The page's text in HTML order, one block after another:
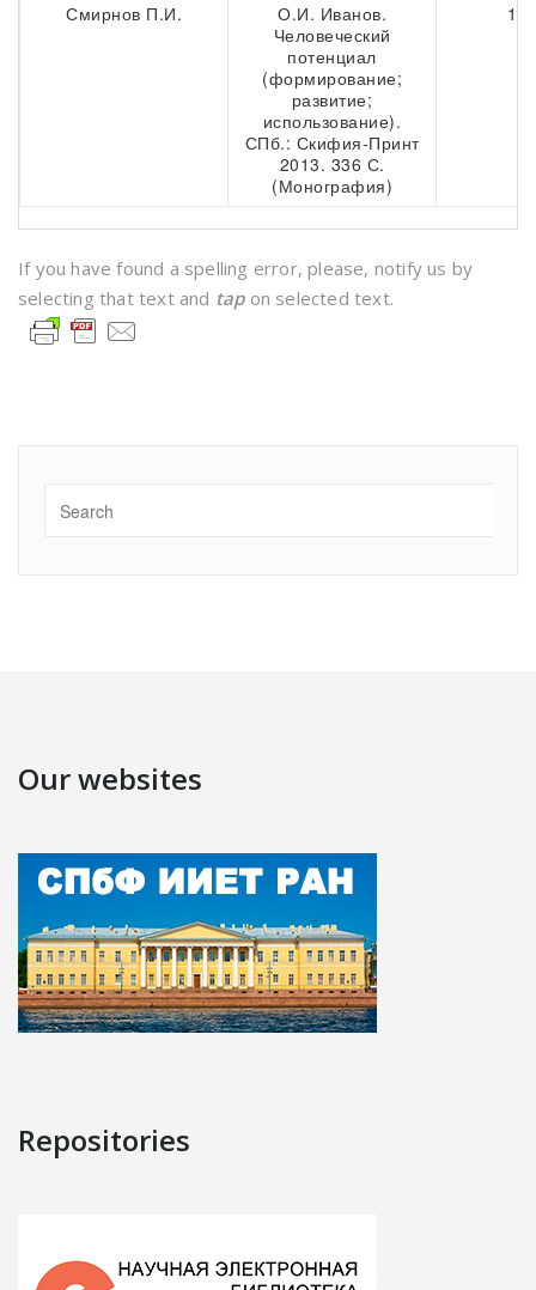
Смирнов П.И.
О.И. Иванов.
Человеческий
потенциал
(формирование;
развитие;
использование).
СПб.: Скифия-Принт
2013. 336 С.
(Монография)
If you have found a spelling error, please, notify us by
selecting that text and tapon selected text.
Our websites
Repositories